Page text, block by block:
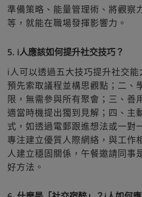
準備策略、能量管理術、將觀察
等，就能在職場發揮影響力。
5. i人應該如何提升社交技巧？
i人可以透過五大技巧提升社交能
預先索取議程並構思觀點；二、
限，無需參與所有聚會；三、善
適當時機提出獨到見解；四、主
式，如透過電郵跟進想法或一對
專注建立優質人際網絡，與工作
人建立穩固關係，午餐邀請同事
好方法。